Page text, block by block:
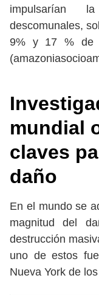
impulsarían
descomunales,
9% y 17 % de
mundial
claves
daño
En el mundo se
magnitud del
destrucción
uno de estos
Nueva York de